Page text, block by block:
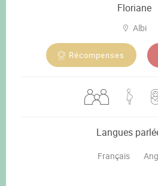
Floriane
Albi
Récompenses
Langues
Français